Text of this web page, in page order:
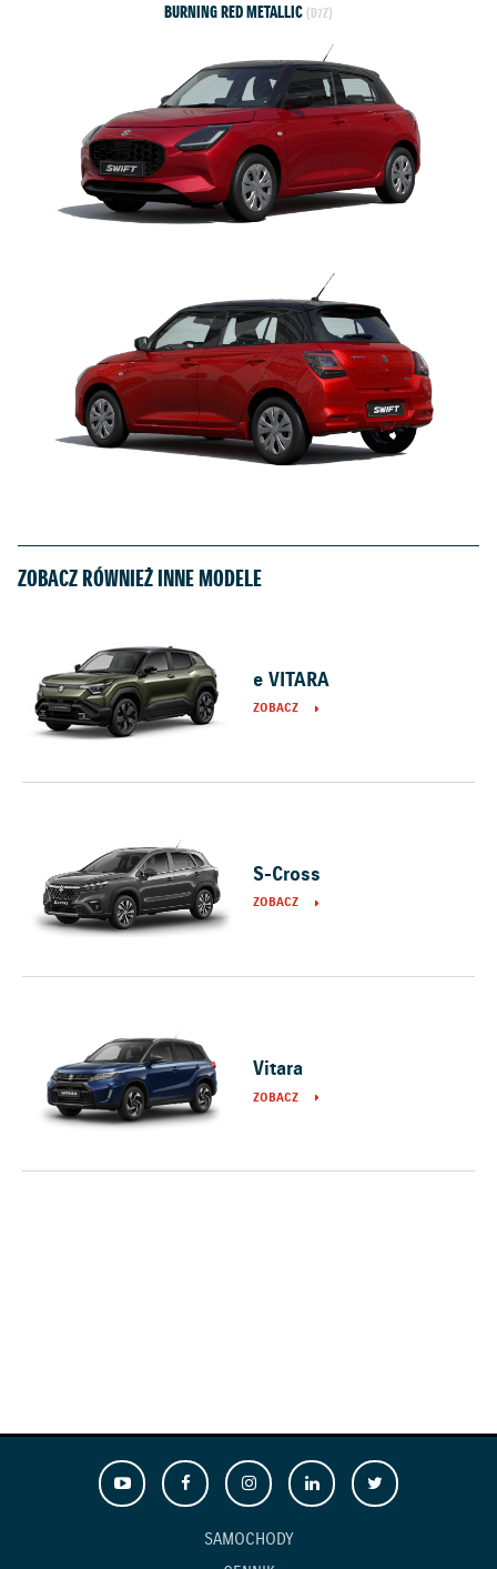
BURNING RED METALLIC(D7Z)
ZOBACZ RÓWNIEŻ INNE MODELE
e VITARA
ZOBACZ
S-Cross
ZOBACZ
Vitara
ZOBACZ
SAMOCHODY